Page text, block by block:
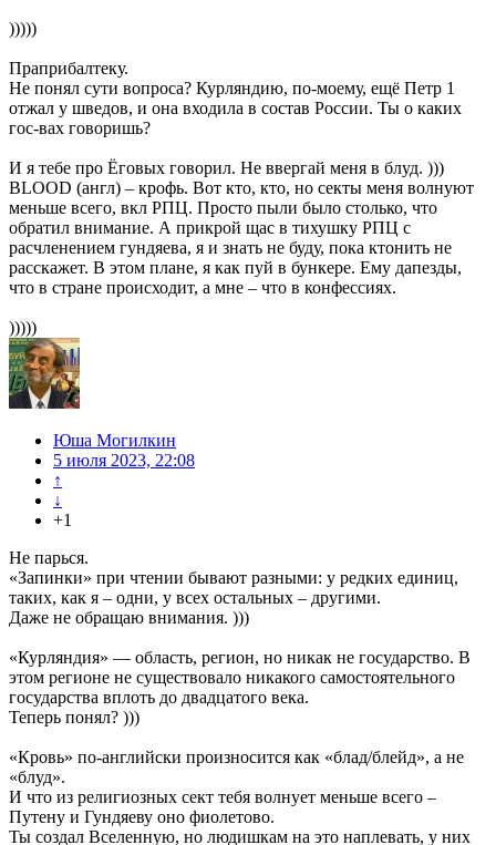
)))))
Праприбалтеку.
Не понял сути вопроса? Курляндию, по-моему, ещё Петр 1
отжал у шведов, и она входила в состав России. Ты о каких
гос-вах говоришь?
И я тебе про Ёговых говорил. Не ввергай меня в блуд. )))
BLOOD (англ) – крофь. Вот кто, кто, но секты меня волнуют
меньше всего, вкл РПЦ. Просто пыли было столько, что
обратил внимание. А прикрой щас в тихушку РПЦ с
расчленением гундяева, я и знать не буду, пока ктонить не
расскажет. В этом плане, я как пуй в бункере. Ему дапезды,
что в стране происходит, а мне – что в конфессиях.
)))))
Юша Могилкин
5 июля 2023, 22:08
↑
↓
+1
Не парься.
«Запинки» при чтении бывают разными: у редких единиц,
таких, как я – одни, у всех остальных – другими.
Даже не обращаю внимания. )))
«Курляндия» — область, регион, но никак не государство. В
этом регионе не существовало никакого самостоятельного
государства вплоть до двадцатого века.
Теперь понял? )))
«Кровь» по-английски произносится как «блад/блейд», а не
«блуд».
И что из религиозных сект тебя волнует меньше всего –
Путену и Гундяеву оно фиолетово.
Ты создал Вселенную, но людишкам на это наплевать, у них